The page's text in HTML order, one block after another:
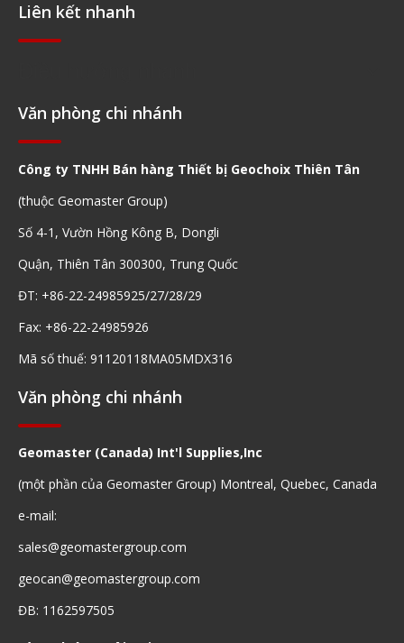
Liên kết nhanh
Văn phòng chi nhánh
Công ty TNHH Bán hàng Thiết bị Geochoix Thiên Tân
(thuộc Geomaster Group)
Số 4-1, Vườn Hồng Kông B, Dongli
Quận, Thiên Tân 300300, Trung Quốc
ĐT: +86-22-24985925/27/28/29
Fax: +86-22-24985926
Mã số thuế: 91120118MA05MDX316
Văn phòng chi nhánh
Geomaster (Canada) Int'l Supplies,Inc
(một phần của Geomaster Group) Montreal, Quebec, Canada
e-mail:
sales@geomastergroup.com
geocan@geomastergroup.com
ĐB: 1162597505